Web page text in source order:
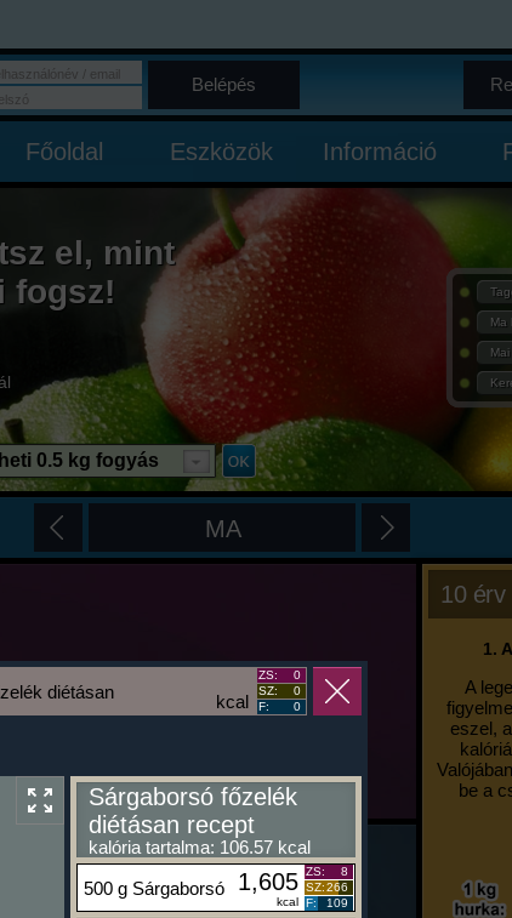
Belépés
Főoldal Eszközök Információ
el, mint
fogsz!
Ma
heti 0.5 kg fogyás
MA
10
1.
A
eszel,
be a
kcal
diétásan
ZS:
0
SZ:
0
F:
0
Sárgaborsó főzelék
diétásan recept
kalória tartalma: 106.57 kcal
500 g Sárgaborsó
1,605
kcal
ZS:
8
SZ:266
F:
109